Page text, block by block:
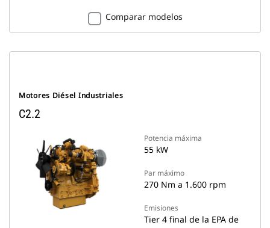
Comparar modelos
Motores Diésel Industriales
C2.2
Potencia máxima
55 kW
Par máximo
270 Nm a 1.600 rpm
Emisiones
Tier 4 final de la EPA de